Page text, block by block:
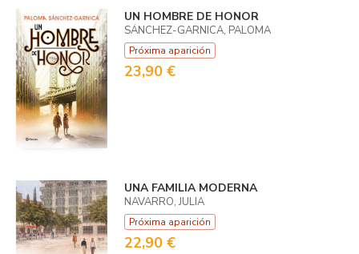
UN HOMBRE DE HONOR
SÁNCHEZ-GARNICA, PALOMA
Próxima aparición
23,90 €
UNA FAMILIA MODERNA
NAVARRO, JULIA
Próxima aparición
22,90 €